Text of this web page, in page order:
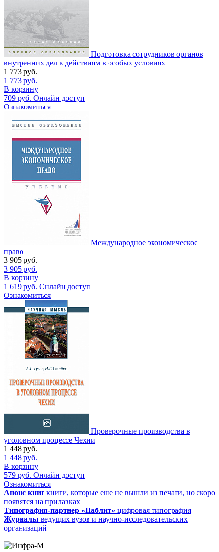
Подготовка сотрудников органов
внутренних дел к действиям в особых условиях
1 773 руб.
1 773 руб.
В корзину
709 руб. Онлайн доступ
Ознакомиться
Международное экономическое
право
3 905 руб.
3 905 руб.
В корзину
1 619 руб. Онлайн доступ
Ознакомиться
Проверочные производства в
уголовном процессе Чехии
1 448 руб.
1 448 руб.
В корзину
579 руб. Онлайн доступ
Ознакомиться
Анонс книг книги, которые еще не вышли из печати, но скоро
появятся на прилавках
Типография-партнер «Паблит» цифровая типография
Журналы ведущих вузов и научно-исследовательских
организаций